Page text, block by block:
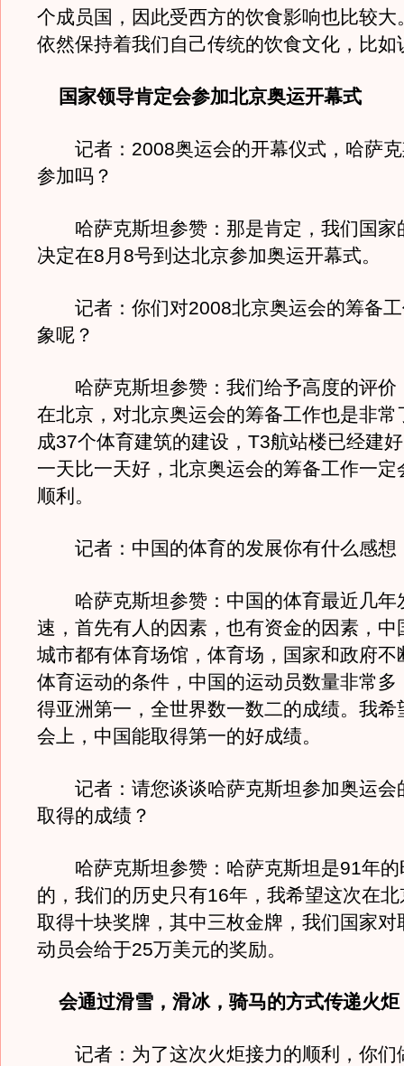
个成员国，因此受西方的饮食影响也比较大
依然保持着我们自己传统的饮食文化，比如
国家领导肯定会参加北京奥运开幕式
记者：2008奥运会的开幕仪式，哈萨克
参加吗？
哈萨克斯坦参赞：那是肯定，我们国家
决定在8月8号到达北京参加奥运开幕式。
记者：你们对2008北京奥运会的筹备工
象呢？
哈萨克斯坦参赞：我们给予高度的评价
在北京，对北京奥运会的筹备工作也是非常
成37个体育建筑的建设，T3航站楼已经建
一天比一天好，北京奥运会的筹备工作一定
顺利。
记者：中国的体育的发展你有什么感想
哈萨克斯坦参赞：中国的体育最近几年
速，首先有人的因素，也有资金的因素，中
城市都有体育场馆，体育场，国家和政府不
体育运动的条件，中国的运动员数量非常多
得亚洲第一，全世界数一数二的成绩。我希
会上，中国能取得第一的好成绩。
记者：请您谈谈哈萨克斯坦参加奥运会
取得的成绩？
哈萨克斯坦参赞：哈萨克斯坦是91年的
的，我们的历史只有16年，我希望这次在
取得十块奖牌，其中三枚金牌，我们国家对
动员会给于25万美元的奖励。
会通过滑雪，滑冰，骑马的方式传递火炬
记者：为了这次火炬接力的顺利，你们